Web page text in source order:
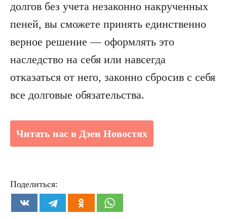
долгов без учета незаконно накрученных
пеней, вы сможете принять единственно
верное решение — оформлять это
наследство на себя или навсегда
отказаться от него, законно сбросив с себя
все долговые обязательства.
Читать нас в Дзен Новостях
Поделиться: